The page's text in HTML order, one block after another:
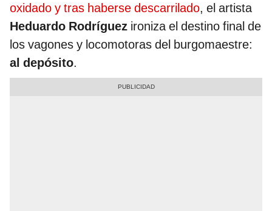
oxidado y tras haberse descarrilado, el artista
Heduardo Rodríguez ironiza el destino final de
los vagones y locomotoras del burgomaestre:
al depósito.